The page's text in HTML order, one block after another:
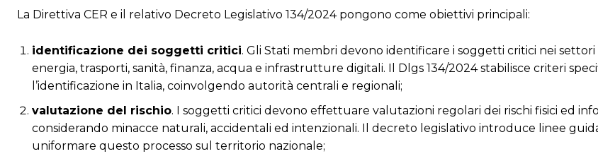
La Direttiva CER e il relativo Decreto Legislativo 134/2024 pongono come obiettivi principali:
identificazione dei soggetti critici. Gli Stati membri devono identificare i soggetti critici nei settori
energia, trasporti, sanità, finanza, acqua e infrastrutture digitali. Il Dlgs 134/2024 stabilisce criteri
l’identificazione in Italia, coinvolgendo autorità centrali e regionali;
valutazione del rischio. I soggetti critici devono effettuare valutazioni regolari dei rischi fisici ed
considerando minacce naturali, accidentali ed intenzionali. Il decreto legislativo introduce linee
uniformare questo processo sul territorio nazionale;